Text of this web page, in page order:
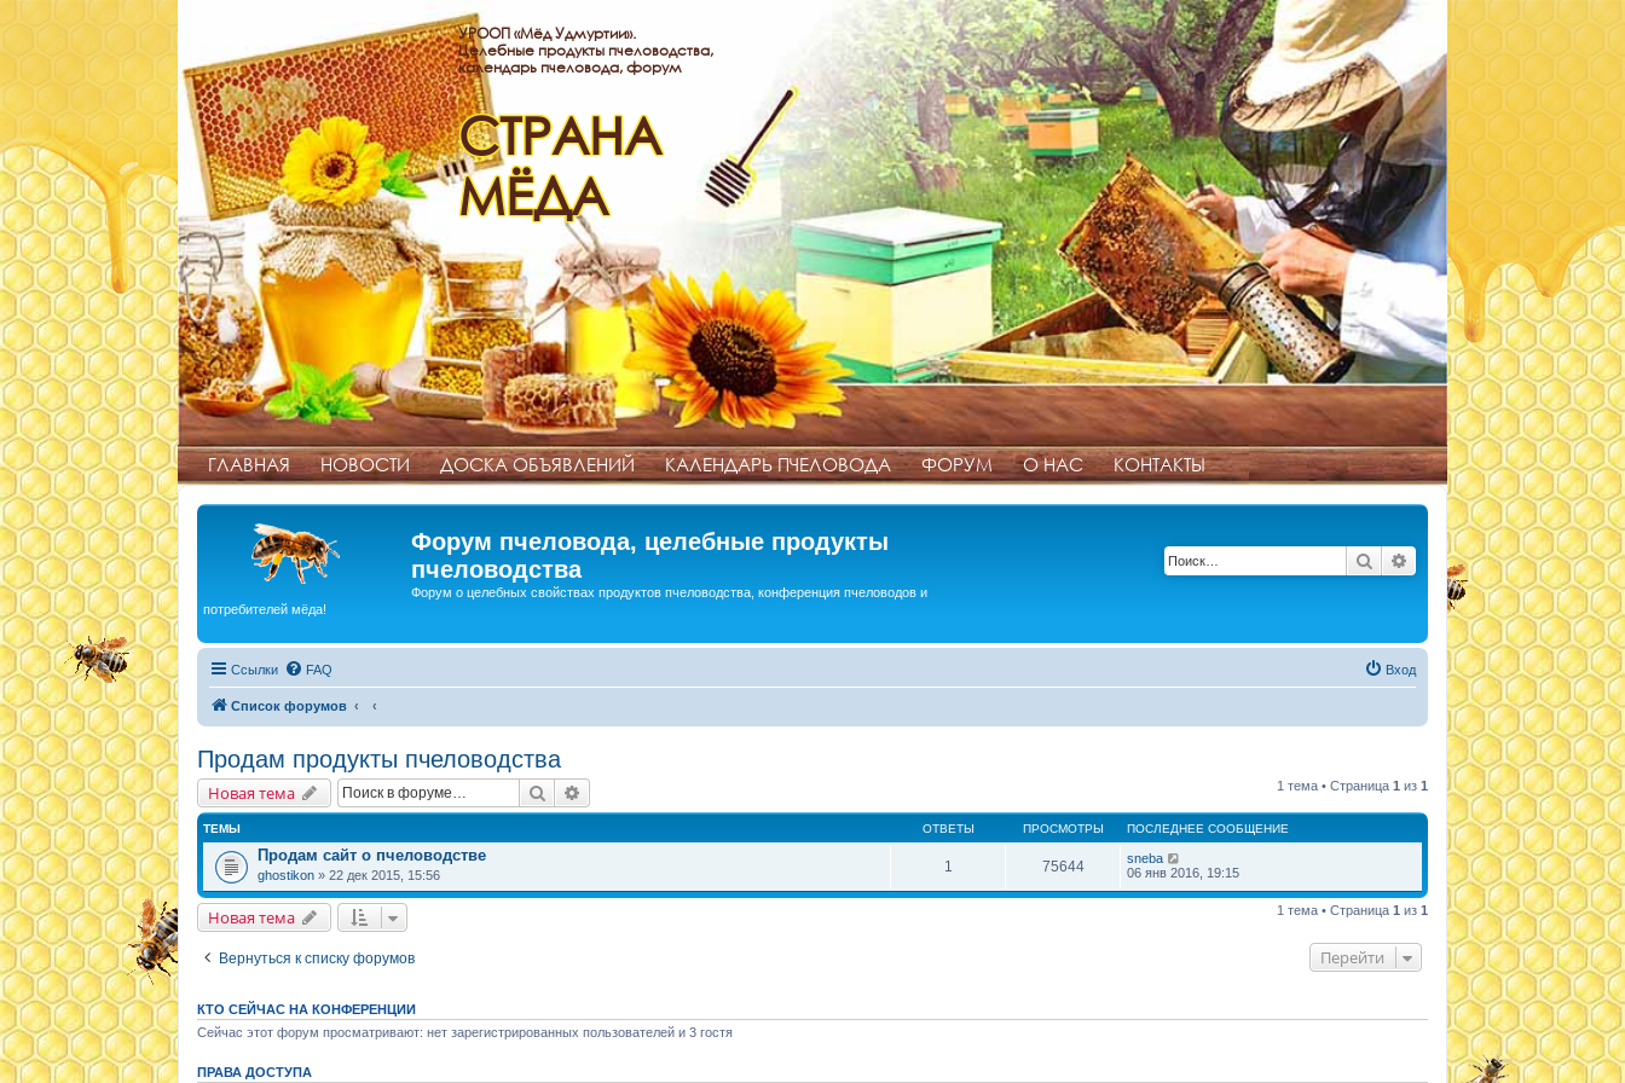
УРООП «Мёд Удмуртии».
Целебные продукты пчеловодства,
календарь пчеловода, форум
СТРАНА
МЁДА
ГЛАВНАЯ НОВОСТИ ДОСКА ОБЪЯВЛЕНИЙ КАЛЕНДАРЬ ПЧЕЛОВОДА ФОРУМ О НАС КОНТАКТЫ
Форум пчеловода, целебные продукты
пчеловодства
Форум о целебных свойствах продуктов пчеловодства, конференция пчеловодов и
потребителей мёда!
Поиск Расширенный поиск
Ссылки FAQ Вход
Список форумов
Продам продукты пчеловодства
Новая тема Поиск 1 тема • Страница 1 из 1
ТЕМЫ ОТВЕТЫ ПРОСМОТРЫ ПОСЛЕДНЕЕ СООБЩЕНИЕ
Продам сайт о пчеловодстве
ghostikon » 22 дек 2015, 15:56
1 75644
sneba
06 янв 2016, 19:15
Новая тема 1 тема • Страница 1 из 1
Вернуться к списку форумов Перейти
КТО СЕЙЧАС НА КОНФЕРЕНЦИИ
Сейчас этот форум просматривают: нет зарегистрированных пользователей и 3 гостя
ПРАВА ДОСТУПА